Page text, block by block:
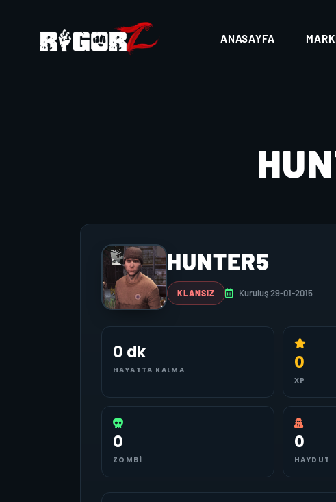
ANASAYFA
HUNTER5
KLANSIZ Kuruluş 29-01-2015
0 dk
HAYATTA KALMA 0
XP
0
ZOMBI
0
HAYDUT